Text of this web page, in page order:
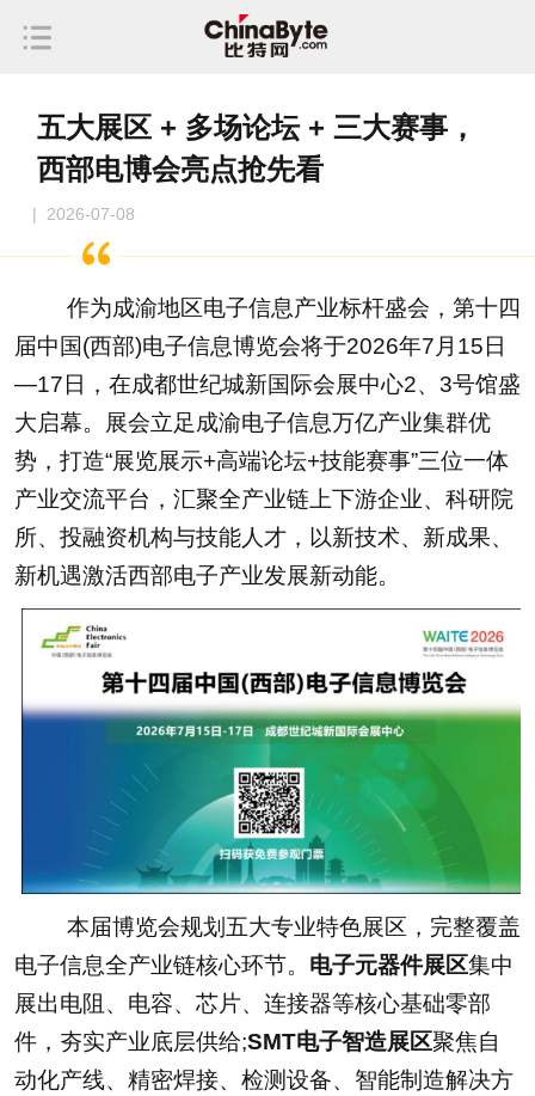
五大展区 + 多场论坛 + 三大赛事，
西部电博会亮点抢先看
| 2026-07-08
作为成渝地区电子信息产业标杆盛会，第十四
届中国(西部)电子信息博览会将于2026年7月15日
—17日，在成都世纪城新国际会展中心2、3号馆盛
大启幕。展会立足成渝电子信息万亿产业集群优
势，打造“展览展示+高端论坛+技能赛事”三位一体
产业交流平台，汇聚全产业链上下游企业、科研院
所、投融资机构与技能人才，以新技术、新成果、
新机遇激活西部电子产业发展新动能。
本届博览会规划五大专业特色展区，完整覆盖
电子信息全产业链核心环节。 电子元器件展区集中
展出电阻、电容、芯片、连接器等核心基础零部
件，夯实产业底层供给;SMT电子智造展区聚焦自
动化产线、精密焊接、检测设备、智能制造解决方